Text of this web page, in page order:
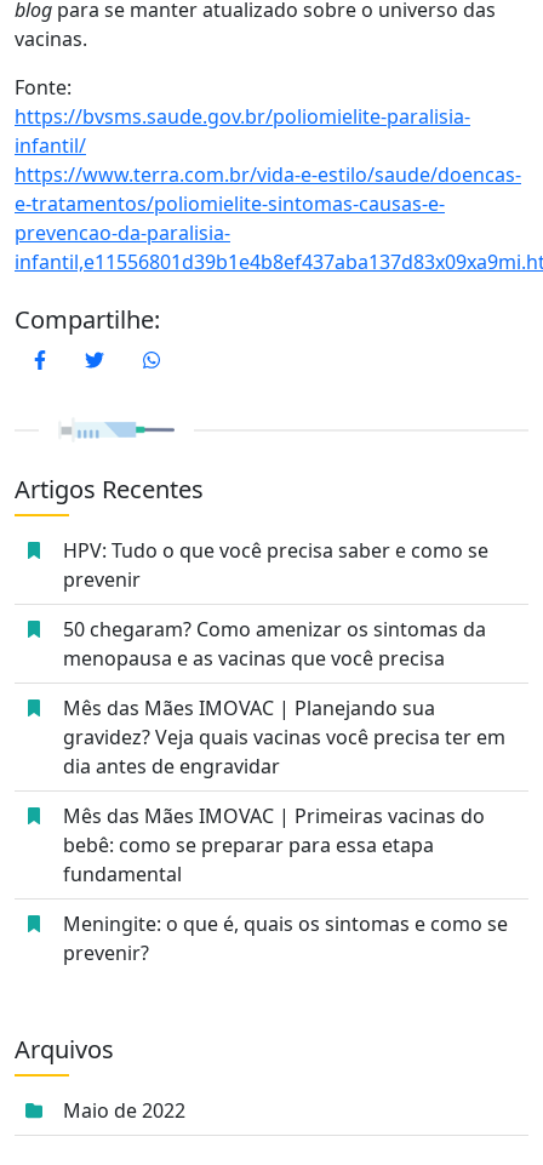
blog para se manter atualizado sobre o universo das
vacinas.
Fonte:
https://bvsms.saude.gov.br/poliomielite-paralisia-
infantil/
https://www.terra.com.br/vida-e-estilo/saude/doencas-
e-tratamentos/poliomielite-sintomas-causas-e-
prevencao-da-paralisia-
Compartilhe:
FacebookTwitterWhatsApp
Artigos Recentes
HPV: Tudo o que você precisa saber e como se
prevenir
50 chegaram? Como amenizar os sintomas da
menopausa e as vacinas que você precisa
Mês das Mães IMOVAC | Planejando sua
gravidez? Veja quais vacinas você precisa ter em
dia antes de engravidar
Mês das Mães IMOVAC | Primeiras vacinas do
bebê: como se preparar para essa etapa
fundamental
Meningite: o que é, quais os sintomas e como se
prevenir?
Arquivos
Maio de 2022